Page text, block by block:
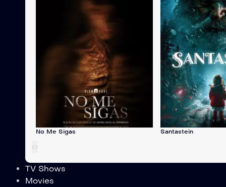
No Me Sigas Santastein
‹›
TV Shows
Movies